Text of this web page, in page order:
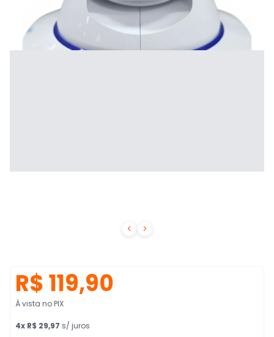
 
R$ 119,90
À vista no PIX
4x R$ 29,97 s/ juros